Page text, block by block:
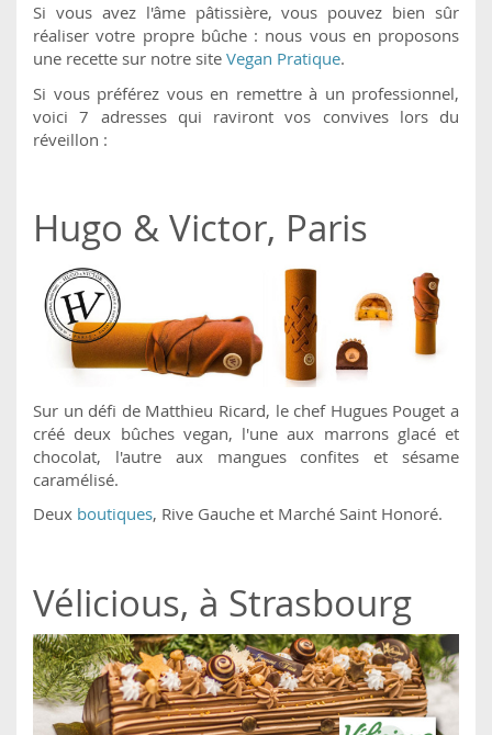
Si vous avez l'âme pâtissière, vous pouvez bien sûr
réaliser votre propre bûche : nous vous en proposons
une recette sur notre site Vegan Pratique.
Si vous préférez vous en remettre à un professionnel,
voici 7 adresses qui raviront vos convives lors du
réveillon :
Hugo & Victor, Paris
Sur un défi de Matthieu Ricard, le chef Hugues Pouget a
créé deux bûches vegan, l'une aux marrons glacé et
chocolat, l'autre aux mangues confites et sésame
caramélisé.
Deux boutiques, Rive Gauche et Marché Saint Honoré.
Vélicious, à Strasbourg